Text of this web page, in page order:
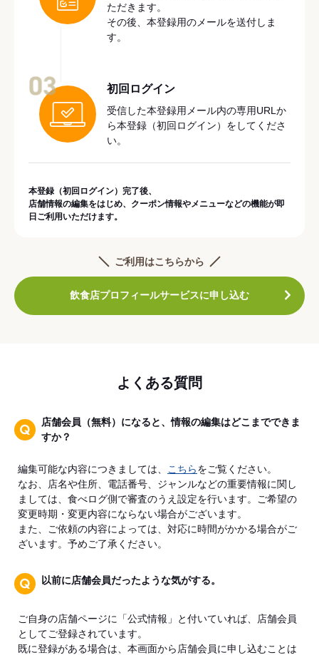
ただきます。
その後、本登録用のメールを送付しま
す。
初回ログイン
受信した本登録用メール内の専用URLか
ら本登録（初回ログイン）をしてくださ
い。
本登録（初回ログイン）完了後、
店舗情報の編集をはじめ、クーポン情報やメニューなどの機能が即
日ご利用いただけます。
ご利用はこちらから
飲食店プロフィールサービスに申し込む
よくある質問
店舗会員（無料）になると、情報の編集はどこまでできま
すか？
編集可能な内容につきましては、 こちらをご覧ください。
なお、店名や住所、電話番号、ジャンルなどの重要情報に関し
ましては、食べログ側で審査のうえ設定を行います。ご希望の
変更時期・変更内容にならない場合がございます。
また、ご依頼の内容によっては、対応に時間がかかる場合がご
ざいます。予めご了承ください。
以前に店舗会員だったような気がする。
ご自身の店舗ページに「公式情報」と付いていれば、店舗会員
としてご登録されています。
既に登録がある場合は、本画面から店舗会員に申し込むことは